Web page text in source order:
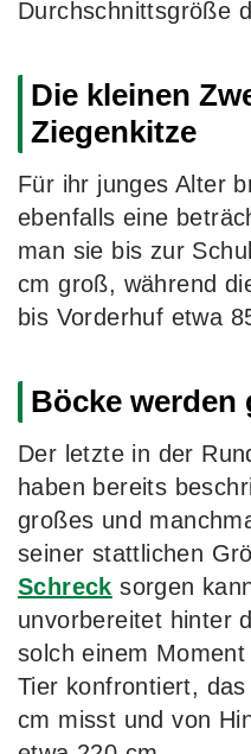
Durchschnittsgröße
Die kleinen
Ziegenkitze
Für ihr junges Alter
ebenfalls eine
man sie bis zur
cm groß, während
bis Vorderhuf etwa
Böcke werden
Der letzte in der
haben bereits
großes und
seiner stattlichen
Schreck sorgen
unvorbereitet hinter
solch einem
Tier konfrontiert,
cm misst und von